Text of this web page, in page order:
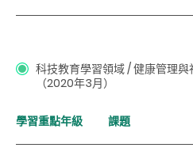
科技教育學習領域 / 健康管理與
（2020年3月）
學習重點年級 課題